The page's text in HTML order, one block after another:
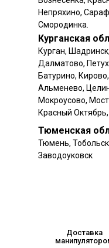
Курганская
Тюменская
Непряхино,
Смородинка.
Курган,
Далматово,
Батурино,
Альменево,
Мокроусово,
Красный
Тюмень,
Заводоуковск
Доставка